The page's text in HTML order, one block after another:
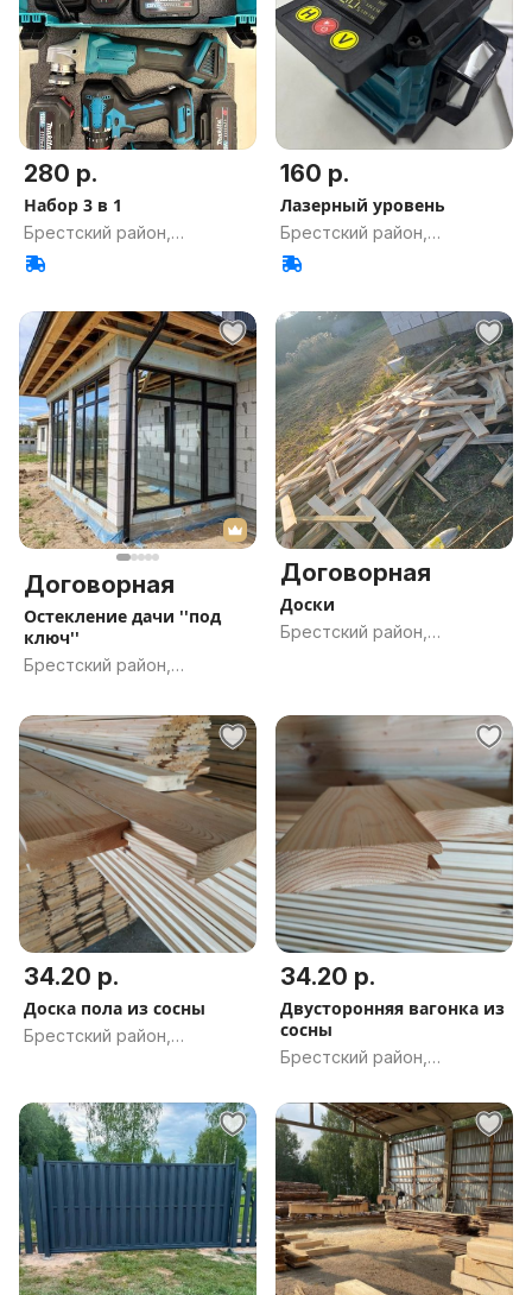
280 р.
Набор 3 в 1
Брестский район,
Брестская обл.
160 р.
Лазерный уровень
Брестский район,
Брестская обл.
Договорная
Остекление дачи ''под
ключ''
Брестский район,
Договорная
Доски
Брестский район,
34.20 р.
Доска пола из сосны
Брестский район,
34.20 р.
Двусторонняя вагонка из
сосны
Брестский район,